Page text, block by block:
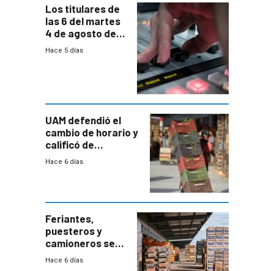
Los titulares de
las 6 del martes
4 de agosto de
2026
Hace 5 días
UAM defendió el
cambio de horario y
calificó de
“desproporcionado”
Hace 6 días
Feriantes,
puesteros y
camioneros se
movilizaron en
Hace 6 días